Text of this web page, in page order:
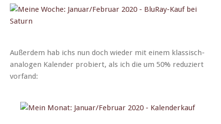
Außer­dem hab ichs nun doch wieder mit einem klas­sisch-
analo­gen Kalen­der pro­biert, als ich die um 50% reduziert
vorfand: